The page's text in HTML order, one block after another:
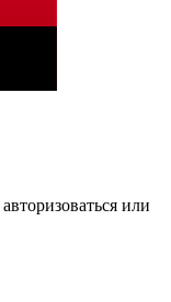
авторизоваться или